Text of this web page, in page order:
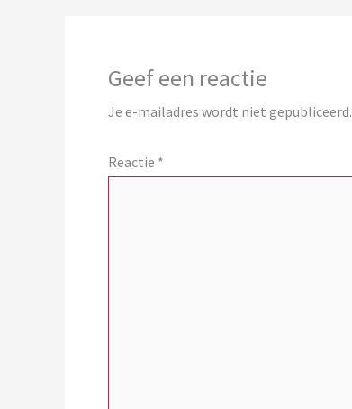
Geef een reactie
Je e-mailadres wordt niet gepubliceerd.
Reactie *